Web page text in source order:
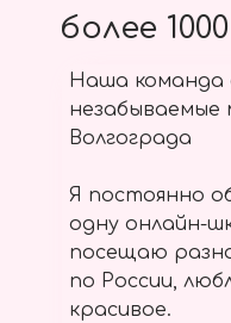
более
Наша команда
Волгограда
Я постоянно
одну онлайн-
посещаю
по России,
красивое.